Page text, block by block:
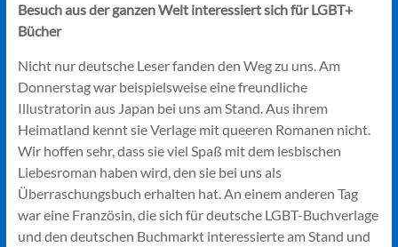
Besuch aus der ganzen Welt interessiert sich für LGBT+
Bücher
Nicht nur deutsche Leser fanden den Weg zu uns. Am
Donnerstag war beispielsweise eine freundliche
Illustratorin aus Japan bei uns am Stand. Aus ihrem
Heimatland kennt sie Verlage mit queeren Romanen nicht.
Wir hoffen sehr, dass sie viel Spaß mit dem lesbischen
Liebesroman haben wird, den sie bei uns als
Überraschungsbuch erhalten hat. An einem anderen Tag
war eine Französin, die sich für deutsche LGBT-Buchverlage
und den deutschen Buchmarkt interessierte am Stand und